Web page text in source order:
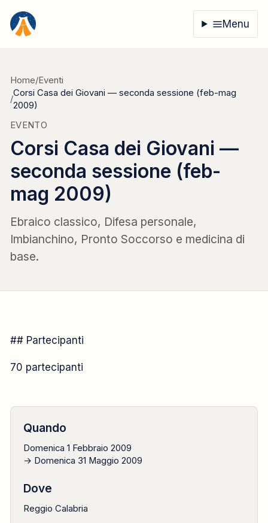
Menu
Home/Eventi
/
Corsi Casa dei Giovani — seconda sessione (feb-mag
2009)
EVENTO
Corsi Casa dei Giovani —
seconda sessione (feb-
mag 2009)
Ebraico classico, Difesa personale,
Imbianchino, Pronto Soccorso e medicina di
base.
2009
1 febbraio → 31 maggio
## Partecipanti
70 partecipanti
Quando
Domenica 1 Febbraio 2009
→ Domenica 31 Maggio 2009
Dove
Reggio Calabria